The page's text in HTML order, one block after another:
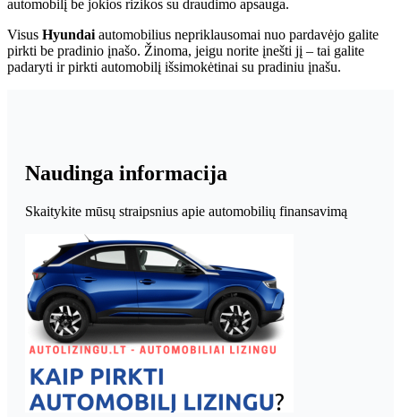
automobilį be jokios rizikos su draudimo apsauga.
Visus Hyundai automobilius nepriklausomai nuo pardavėjo galite
pirkti be pradinio įnašo. Žinoma, jeigu norite įnešti jį – tai galite
padaryti ir pirkti automobilį išsimokėtinai su pradiniu įnašu.
Naudinga informacija
Skaitykite mūsų straipsnius apie automobilių finansavimą